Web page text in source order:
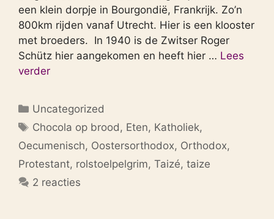
een klein dorpje in Bourgondië, Frankrijk. Zo’n
800km rijden vanaf Utrecht. Hier is een klooster
met broeders. In 1940 is de Zwitser Roger
Schütz hier aangekomen en heeft hier … Lees
verder
Categorieën
Uncategorized
Tags
Chocola op brood , Eten, Katholiek,
Oecumenisch, Oostersorthodox, Orthodox,
Protestant, rolstoelpelgrim, Taizé, taize
2 reacties